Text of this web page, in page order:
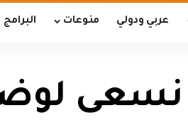
عربي ودولي منوعات البرامج
نسعى